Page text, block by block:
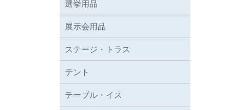
選挙用品
展示会用品
ステージ・トラス
テント
テーブル・イス